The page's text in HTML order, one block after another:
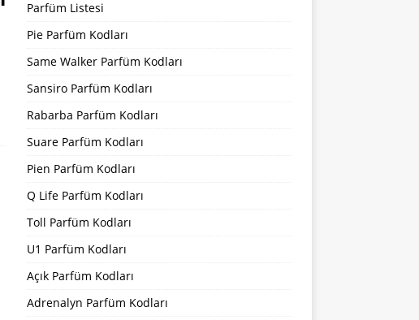
Parfüm Listesi
Pie Parfüm Kodları
Same Walker Parfüm Kodları
Sansiro Parfüm Kodları
Rabarba Parfüm Kodları
Suare Parfüm Kodları
Pien Parfüm Kodları
Q Life Parfüm Kodları
Toll Parfüm Kodları
U1 Parfüm Kodları
Açık Parfüm Kodları
Adrenalyn Parfüm Kodları